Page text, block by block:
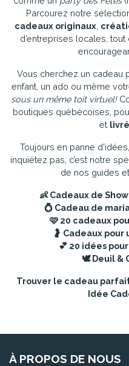
Parcourez notre
cadeaux originaux
d’entreprises locales,
Vous cherchez un cadeau
enfant, un ado ou même
sous un même toit virtuel!
boutiques québécoises,
et
Toujours en panne
inquiétez pas, c’est notre
de nos guides
👶 Cadeaux de
💍 Cadeau de
🩷 20 cadeaux
🤰 Cadeaux pour
💕 20 idées
🕊️Deuil &
Trouver le cadeau
Idée
À PROPOS DE NOUS